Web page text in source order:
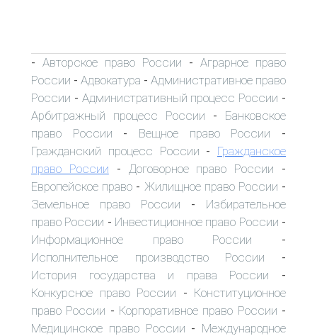
- Авторское право России - Аграрное право
России - Адвокатура - Административное право
России - Административный процесс России -
Арбитражный процесс России - Банковское
право России - Вещное право России -
Гражданский процесс России - Гражданское
право России - Договорное право России -
Европейское право - Жилищное право России -
Земельное право России - Избирательное
право России - Инвестиционное право России -
Информационное право России -
Исполнительное производство России -
История государства и права России -
Конкурсное право России - Конституционное
право России - Корпоративное право России -
Медицинское право России - Международное